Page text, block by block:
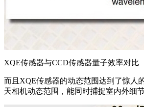
XQE传感器与CCD传感器量子效率对比
而且XQE传感器的动态范围达到了惊人
天相机动态范围，能同时捕捉室内外细节